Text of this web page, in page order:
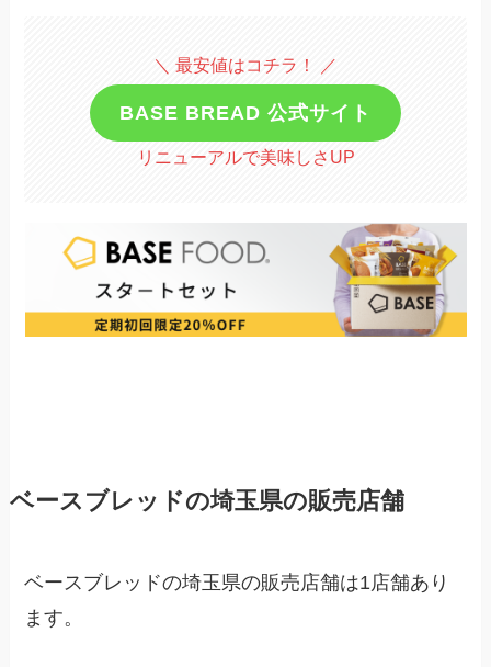
＼ 最安値はコチラ！ ／
BASE BREAD 公式サイト
リニューアルで美味しさUP
ベースブレッドの埼玉県の販売店舗
ベースブレッドの埼玉県の販売店舗は1店舗あり
ます。